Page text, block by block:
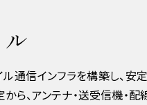
通信インフラを構築し、
ら、アンテナ・送受信機